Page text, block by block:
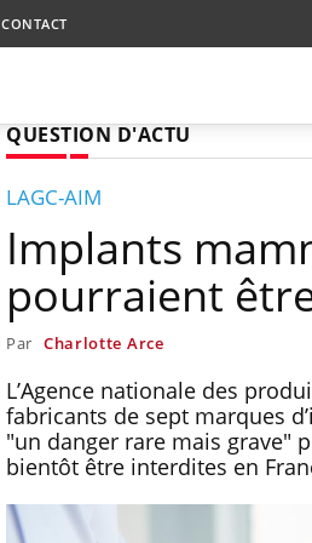
CONTACT
QUESTION D'ACTU
LAGC-AIM
Implants
pourraient
Par Charlotte Arce
L’Agence nationale des
fabricants de sept marques
"un danger rare mais grave"
bientôt être interdites en